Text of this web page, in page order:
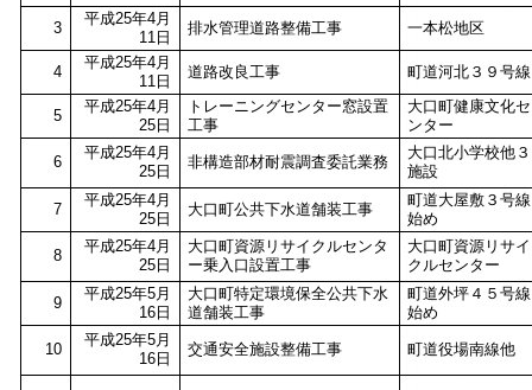
3
平成25年4月
11日
排水管理道路整備工事 一本松地区
4
平成25年4月
11日
道路改良工事 町道河北３９号線
5
平成25年4月
25日
トレーニングセンター窓設置
工事
大口町健康文化セ
ンター
6
平成25年4月
25日
非構造部材耐震調査委託業務
大口北小学校他３
施設
7
平成25年4月
25日
大口町公共下水道舗装工事
町道大屋敷３号線
始め
8
平成25年4月
25日
大口町資源リサイクルセンタ
ー乗入口設置工事
大口町資源リサイ
クルセンター
9
平成25年5月
16日
大口町特定環境保全公共下水
道舗装工事
町道外坪４５号線
始め
10
平成25年5月
16日
交通安全施設整備工事 町道役場南線他